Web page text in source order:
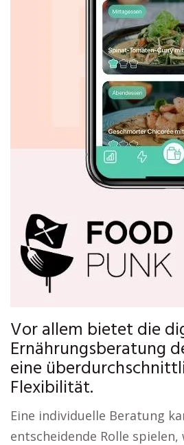
Vor allem bietet die
Ernährungsberatung
eine
Flexibilität.
Eine individuelle Beratung
entscheidende Rolle spielen,